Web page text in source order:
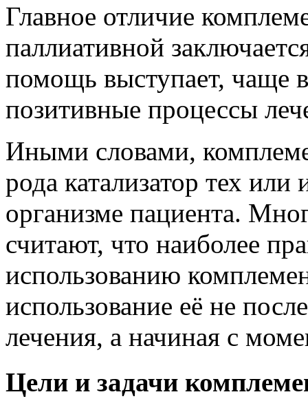
Главное отличие
паллиативной
помощь выступает, чаще
позитивные процессы
Иными словами,
рода катализатор тех
организме пациента.
считают, что наиболее
использованию
использование её не
лечения, а начиная с
Цели и задачи